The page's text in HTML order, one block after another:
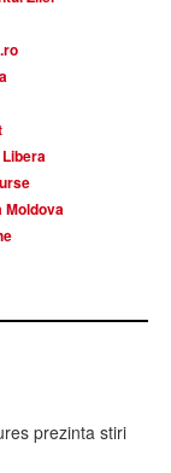
Moldova
prezinta stiri